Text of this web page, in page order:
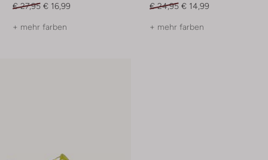
€ 27,95 € 16,99
+ mehr farben
€ 24,95 € 14,99
+ mehr farben